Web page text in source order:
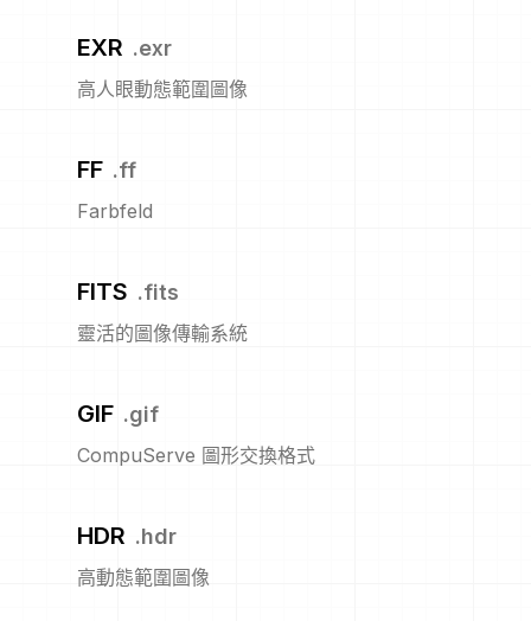
EXR .exr
高人眼動態範圍圖像
FF .ff
Farbfeld
FITS .fits
靈活的圖像傳輸系統
GIF .gif
CompuServe 圖形交換格式
HDR .hdr
高動態範圍圖像